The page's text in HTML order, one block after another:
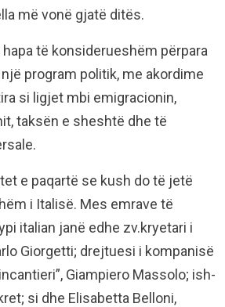
më vonë gjatë ditës.
hapa të konsiderueshëm përpara
program politik, me akordime
si ligjet mbi emigracionin,
taksën e sheshtë dhe të
e paqartë se kush do të jetë
i Italisë. Mes emrave të
italian janë edhe zv.kryetari i
Giorgetti; drejtuesi i kompanisë
Giampiero Massolo; ish-
si dhe Elisabetta Belloni,